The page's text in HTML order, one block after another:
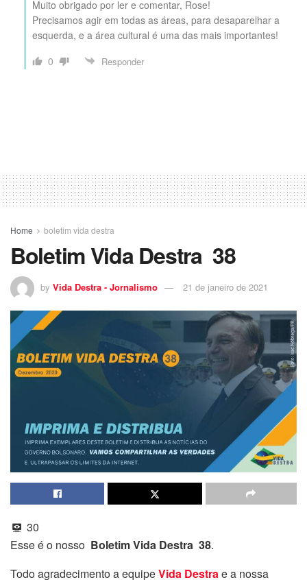
Muito obrigado por ler e comentar, Rose!
Precisamos agir em todas as áreas, para desaparelhar a
esquerda, e a área cultural é uma das mais importantes!
0
Responder
Home boletim vida destra
Boletim Vida Destra 38
by Vida Destra - Jornalismo 21 de janeiro de 2021
30
Esse é o nosso Boletim Vida Destra 38.
Todo agradecimento a equipeVida Destrae a nossa